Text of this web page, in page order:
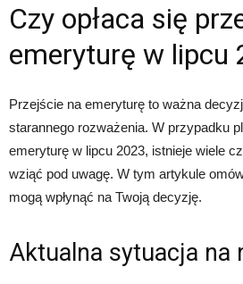
Czy opłaca się
emeryturę w lipcu
Przejście na emeryturę to ważna
starannego rozważenia. W przypadku
emeryturę w lipcu 2023, istnieje wiele
wziąć pod uwagę. W tym artykule
mogą wpłynąć na Twoją decyzję.
Aktualna sytuacja na